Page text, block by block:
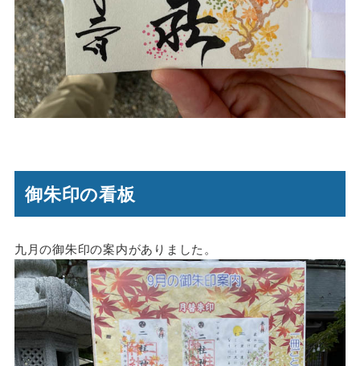
御朱印の看板
九月の御朱印の案内がありました。